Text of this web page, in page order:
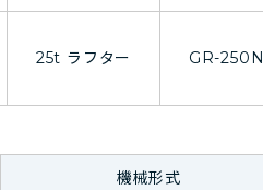
25t ラフター GR-
機械形式